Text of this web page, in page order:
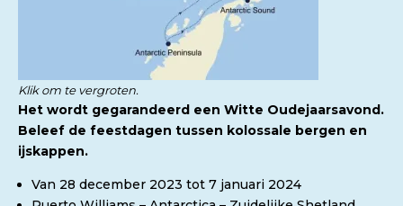
Klik om te vergroten.
Het wordt gegarandeerd een Witte Oudejaarsavond.
Beleef de feestdagen tussen kolossale bergen en
ijskappen.
Van 28 december 2023 tot 7 januari 2024